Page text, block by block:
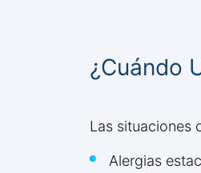
¿Cuándo
Las situaciones
Alergias